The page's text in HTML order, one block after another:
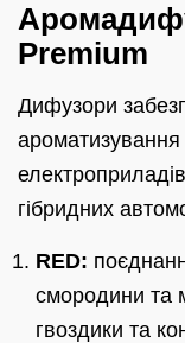
Premium
Дифузори
гібридних
RED:
смородини та
гвоздики та